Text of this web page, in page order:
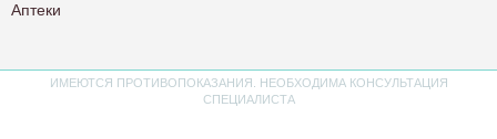
Аптеки
ИМЕЮТСЯ ПРОТИВОПОКАЗАНИЯ. НЕОБХОДИМА КОНСУЛЬТАЦИЯ
СПЕЦИАЛИСТА